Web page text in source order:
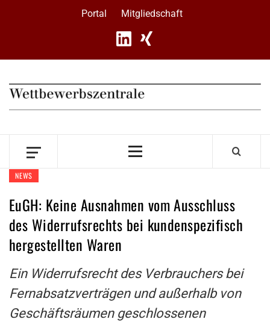
Portal Mitgliedschaft
Primary
NEWS
EuGH: Keine Ausnahmen vom Ausschluss
des Widerrufsrechts bei kundenspezifisch
hergestellten Waren
Ein Widerrufsrecht des Verbrauchers bei
Fernabsatzverträgen und außerhalb von
Geschäftsräumen geschlossenen